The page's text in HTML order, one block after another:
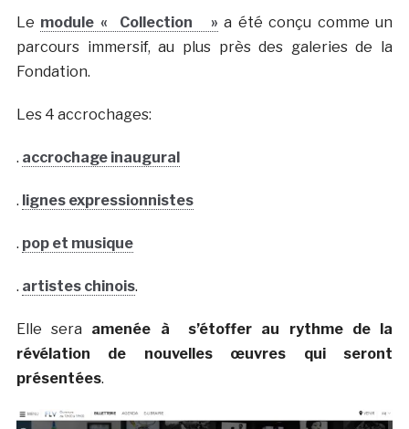
Le module « Collection » a été conçu comme un
parcours immersif, au plus près des galeries de la
Fondation.
Les 4 accrochages:
. accrochage inaugural
. lignes expressionnistes
. pop et musique
. artistes chinois.
Elle sera amenée à s’étoffer au rythme de la
révélation de nouvelles œuvres qui seront
présentées.